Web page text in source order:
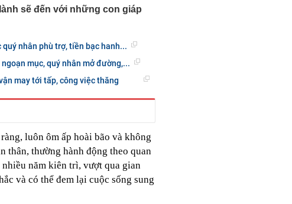
An Khang, vốn hóa
1.000 đồng tiền vàng và
nhất 7 tháng đầu năm,
Độ
quả to, người trong
30, bác sĩ kinh ngạc khi
Tự Long
dự báo đỉnh mới
sẽ đến với những con giáp
nhân phù trợ, tiền bạc hanh...
mục, quý nhân mở đường,...
may tới tấp, công việc thăng
luôn ôm ấp hoài bão và không
thân, thường hành động theo quan
năm kiên trì, vượt qua gian
và có thể đem lại cuộc sống sung